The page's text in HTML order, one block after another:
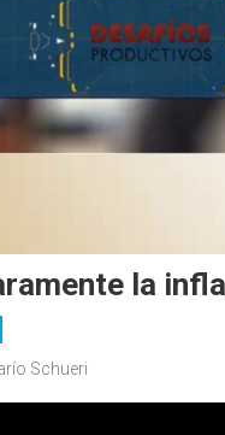
la
Schueri